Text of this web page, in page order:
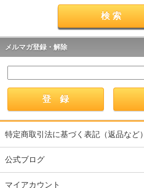
メルマガ登録・解除
特定商取引法に基づく表記（返品など）
公式ブログ
マイアカウント